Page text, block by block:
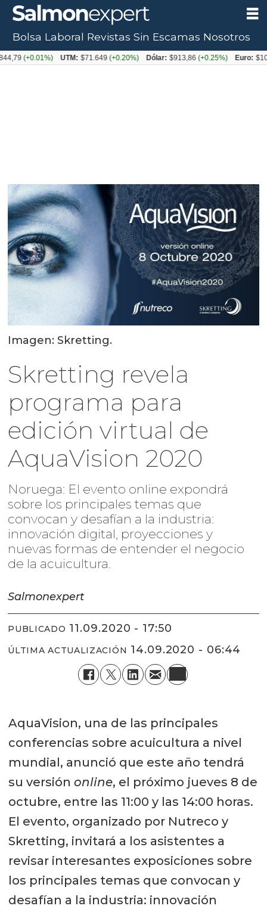
Imagen: Skretting.
Skretting revela
programa para
edición virtual de
AquaVision 2020
Noruega: El evento online expondrá
sobre los principales temas que
convocan y desafían a la industria:
innovación digital, proyecciones y
nuevas formas de entender el negocio
de la acuicultura.
Salmonexpert
PUBLICADO 11.09.2020 - 17:50
ÚLTIMA ACTUALIZACIÓN 14.09.2020 - 06:44
AquaVision, una de las principales
conferencias sobre acuicultura a nivel
mundial, anunció que este año tendrá
su versión online, el próximo jueves 8 de
octubre, entre las 11:00 y las 14:00 horas.
El evento, organizado por Nutreco y
Skretting, invitará a los asistentes a
revisar interesantes exposiciones sobre
los principales temas que convocan y
desafían a la industria: innovación
Bolsa Laboral Revistas Sin Escamas Nosotros
(+0.01%) UTM: $71.649(+0.20%) Dólar: $913,86(+0.25%) Euro: $1053,08